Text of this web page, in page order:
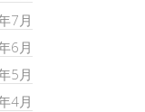
7月
6月
5月
4月